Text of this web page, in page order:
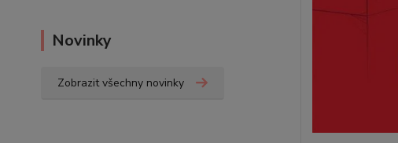
Novinky
Zobrazit všechny novinky